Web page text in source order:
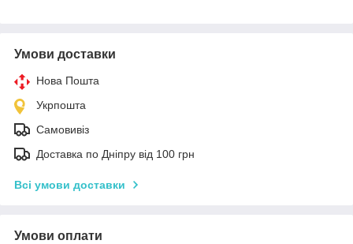
Умови доставки
Нова Пошта
Укрпошта
Самовивіз
Доставка по Дніпру від 100 грн
Всі умови доставки
Умови оплати